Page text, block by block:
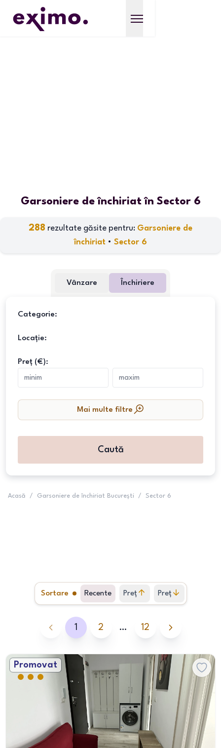
Garsoniere de închiriat în Sector 6
288 rezultate găsite pentru: Garsoniere de
închiriat • Sector 6
Vânzare Închiriere
Categorie:
Locație:
Preț (€):
Mai multe filtre
Caută
Acasă / Garsoniere de închiriat București / Sector 6
Sortare Recente Preț
crescător
Preț
descrescător
1 2 … 12
Promovat